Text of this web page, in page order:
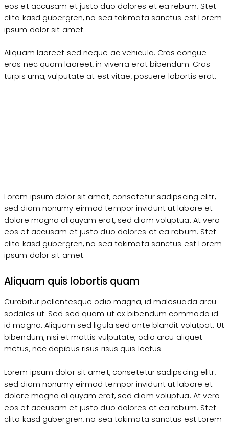
eos et accusam et justo duo dolores et ea rebum. Stet
clita kasd gubergren, no sea takimata sanctus est Lorem
ipsum dolor sit amet.
Aliquam laoreet sed neque ac vehicula. Cras congue
eros nec quam laoreet, in viverra erat bibendum. Cras
turpis urna, vulputate at est vitae, posuere lobortis erat.
Lorem ipsum dolor sit amet, consetetur sadipscing elitr,
sed diam nonumy eirmod tempor invidunt ut labore et
dolore magna aliquyam erat, sed diam voluptua. At vero
eos et accusam et justo duo dolores et ea rebum. Stet
clita kasd gubergren, no sea takimata sanctus est Lorem
ipsum dolor sit amet.
Aliquam quis lobortis quam
Curabitur pellentesque odio magna, id malesuada arcu
sodales ut. Sed sed quam ut ex bibendum commodo id
id magna. Aliquam sed ligula sed ante blandit volutpat. Ut
bibendum, nisi et mattis vulputate, odio arcu aliquet
metus, nec dapibus risus risus quis lectus.
Lorem ipsum dolor sit amet, consetetur sadipscing elitr,
sed diam nonumy eirmod tempor invidunt ut labore et
dolore magna aliquyam erat, sed diam voluptua. At vero
eos et accusam et justo duo dolores et ea rebum. Stet
clita kasd gubergren, no sea takimata sanctus est Lorem